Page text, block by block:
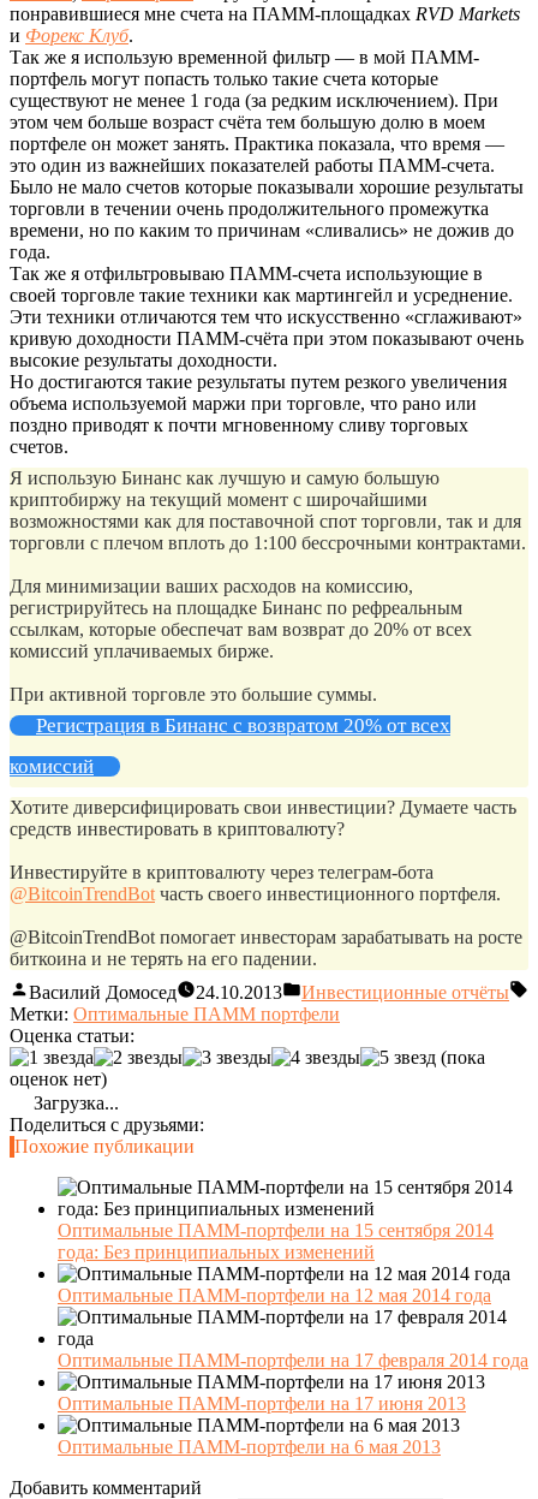
понравившиеся мне счета на ПАММ-площадках RVD Markets
и Форекс Клуб.
Так же я использую временной фильтр — в мой ПАММ-
портфель могут попасть только такие счета которые
существуют не менее 1 года (за редким исключением). При
этом чем больше возраст счёта тем большую долю в моем
портфеле он может занять. Практика показала, что время —
это один из важнейших показателей работы ПАММ-счета.
Было не мало счетов которые показывали хорошие результаты
торговли в течении очень продолжительного промежутка
времени, но по каким то причинам «сливались» не дожив до
года.
Так же я отфильтровываю ПАММ-счета использующие в
своей торговле такие техники как мартингейл и усреднение.
Эти техники отличаются тем что искусственно «сглаживают»
кривую доходности ПАММ-счёта при этом показывают очень
высокие результаты доходности.
Но достигаются такие результаты путем резкого увеличения
объема используемой маржи при торговле, что рано или
поздно приводят к почти мгновенному сливу торговых
счетов.
Я использую Бинанс как лучшую и самую большую
криптобиржу на текущий момент с широчайшими
возможностями как для поставочной спот торговли, так и для
торговли с плечом вплоть до 1:100 бессрочными контрактами.
Для минимизации ваших расходов на комиссию,
регистрируйтесь на площадке Бинанс по рефреальным
ссылкам, которые обеспечат вам возврат до 20% от всех
комиссий уплачиваемых бирже.
При активной торговле это большие суммы.
Регистрация в Бинанс с возвратом 20% от всех
комиссий
Хотите диверсифицировать свои инвестиции? Думаете часть
средств инвестировать в криптовалюту?
Инвестируйте в криптовалюту через телеграм-бота
@BitcoinTrendBot часть своего инвестиционного портфеля.
@BitcoinTrendBot помогает инвесторам зарабатывать на росте
биткоина и не терять на его падении.
Василий Домосед
24.10.2013
Инвестиционные отчёты
Метки: Оптимальные ПАММ портфели
Оценка статьи:
(пока
оценок нет)
Загрузка...
Поделиться с друзьями:
Похожие публикации
Оптимальные ПАММ-портфели на 15 сентября 2014
года: Без принципиальных изменений
Оптимальные ПАММ-портфели на 12 мая 2014 года
Оптимальные ПАММ-портфели на 17 февраля 2014 года
Оптимальные ПАММ-портфели на 17 июня 2013
Оптимальные ПАММ-портфели на 6 мая 2013
Добавить комментарий